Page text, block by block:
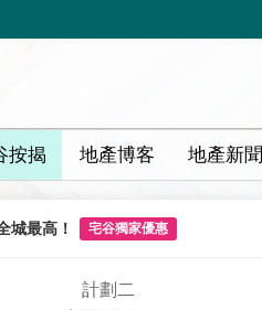
按揭 地產博客 地產新聞
城最高！ 宅谷獨家優惠
計劃二